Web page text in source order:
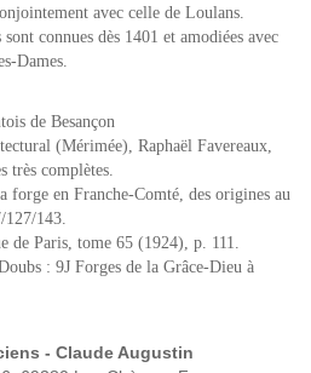
avec celle de Loulans.
connues dès 1401 et amodiées avec
Dames.
de Besançon
(Mérimée), Raphaël Favereaux,
très complètes.
forge en Franche-Comté, des origines au
127/143.
de Paris, tome 65 (1924), p. 111.
: 9J Forges de la Grâce-Dieu à
- Claude Augustin